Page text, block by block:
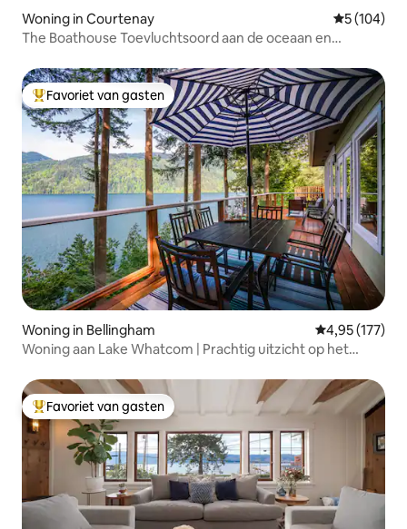
Woning in Courtenay
5 (104)
The Boathouse Toevluchtsoord aan de oceaan en
Topfavoriet van gasten
Favoriet van gasten
Woning in Bellingham Gemiddelde
4,95 (177)
Woning aan Lake Whatcom | Prachtig uitzicht op het
Topfavoriet van gasten
Favoriet van gasten